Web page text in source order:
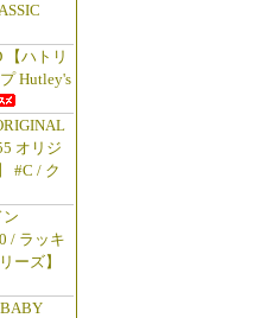
【ハトリ
Hutley's
オリジ
#C / ク
ン
/ ラッキ
ーズ】